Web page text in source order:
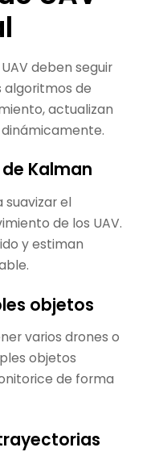
deben seguir
algoritmos de
actualizan
Kalman
suavizar el
de los UAV.
y estiman
objetos
varios drones o
objetos
de forma